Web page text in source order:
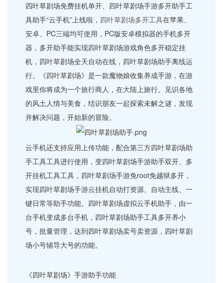
四叶草剧场免费挂机单开、四叶草剧场手游多开助手工
具助手“云手机”上线啦， 四叶草剧场多开工具在苹果、
安卓、PC三端均可使用，PC版安卓模拟器的手机多开
器，多开助手能实现四叶草剧场游戏角色多开稳定挂
机，四叶草剧场全天自动在线，四叶草剧场助手离线运
行。《四叶草剧场》是一款魔物娘收集养成手游，在游
戏里你将成为一个旅行商人，在大陆上旅行。见识各地
的风土人情与美食，结识朋友一起探索未解之谜，发现
并解决问题，开始新的冒险。
云手机还支持应用上传功能，配合第三方四叶草剧场助
手工具工具进行使用，变四叶草剧场手游助手双开、多
开挂机工具工具，四叶草剧场手游免root免越狱多开，
实现四叶草剧场手游云挂机自动打资源、自动主线、一
键日常等助手功能。四叶草剧场虚拟云手机助手，由一
台手机变成多台手机，四叶草剧场助手工具多开养小
号，批量管理，达到四叶草剧场卖号卖资源，四叶草剧
场小号辅导大号的功能。
《四叶草剧场》手游助手功能